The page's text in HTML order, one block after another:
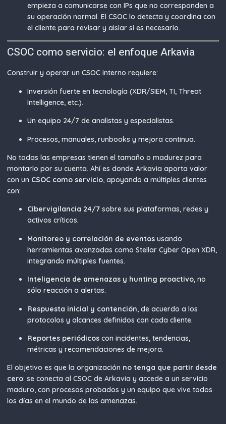
empieza a comunicarse con IPs que no corresponden a
su operación normal. El CSOC lo detecta y coordina con
el cliente para revisar y aislar si es necesario.
CSOC como servicio: el enfoque Arkavia
Construir y operar un CSOC interno requiere:
Inversión fuerte en tecnología (XDR/SIEM, TI, Threat
Intelligence, etc.).
Un equipo 24/7 de analistas y especialistas.
Procesos, manuales, runbooks y mejora continua.
No todas las empresas tienen el tamaño o madurez para
montarlo por su cuenta. Ahí es donde Arkavia aporta valor
con un CSOC como servicio, apoyando a múltiples clientes
con:
Cibervigilancia 24/7 sobre sus plataformas, redes y
activos críticos.
Monitoreo y correlación de eventos usando
herramientas avanzadas como Stellar Cyber Open XDR,
integrando múltiples fuentes.
Inteligencia de amenazas y hunting proactivo, no
sólo reacción a alertas.
Respuesta inicial y contención, de acuerdo a los
protocolos y alcances definidos con cada cliente.
Reportes periódicos con incidentes, tendencias,
métricas y recomendaciones de mejora.
El objetivo es que la organización no tenga que partir desde
cero: se conecta al CSOC de Arkavia y accede a un servicio
maduro, con procesos probados y un equipo que vive todos
los días en el mundo de las amenazas.